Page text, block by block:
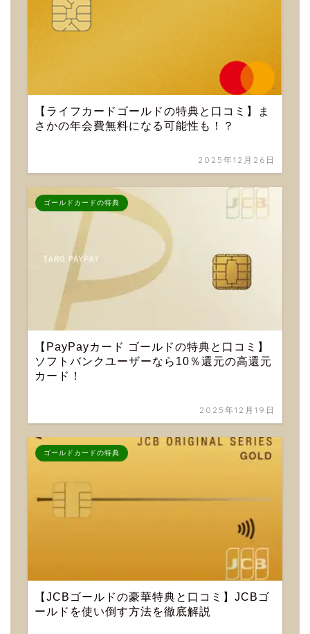
【ライフカードゴールドの特典と口コミ】ま
さかの年会費無料になる可能性も！？
2025年12月26日
ゴールドカードの特典
【PayPayカード ゴールドの特典と口コミ】
ソフトバンクユーザーなら10％還元の高還元
カード！
2025年12月19日
ゴールドカードの特典
【JCBゴールドの豪華特典と口コミ】JCBゴ
ールドを使い倒す方法を徹底解説